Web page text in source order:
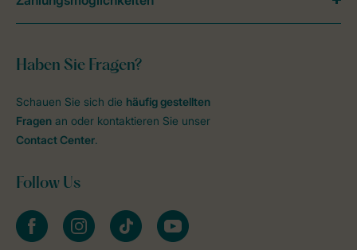
Haben Sie Fragen?
Schauen Sie sich die häufig gestellten
Fragen an oder kontaktieren Sie unser
Contact Center.
Follow Us
facebookinstagramtiktok youtube